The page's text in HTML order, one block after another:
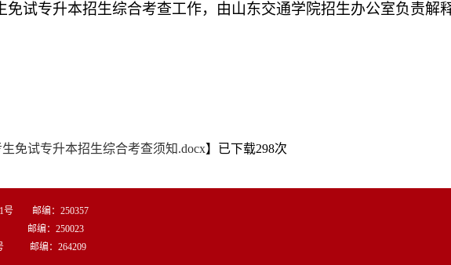
试专升本招生综合考查工作，由山东交通学院招生办公室负责解释
免试专升本招生综合考查须知.docx】已下载298次
号 邮编：250357
邮编：250023
号 邮编：264209